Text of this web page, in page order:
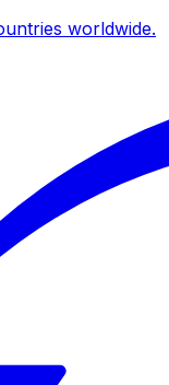
worldwide.